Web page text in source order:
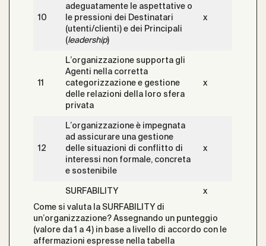
10
adeguatamente le aspettative o
le pressioni dei Destinatari
(utenti/clienti) e dei Principali
(leadership)
x
11
L’organizzazione supporta gli
Agenti nella corretta
categorizzazione e gestione
delle relazioni della loro sfera
privata
x
12
L’organizzazione è impegnata
ad assicurare una gestione
delle situazioni di conflitto di
interessi non formale, concreta
e sostenibile
x
SURFABILITY
x
Come si valuta la SURFABILITY di
un’organizzazione? Assegnando un punteggio
(valore da 1 a 4) in base a livello di accordo con le
affermazioni espresse nella tabella